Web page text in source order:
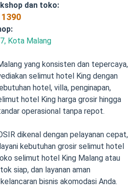
dan toko:
Kota Malang
yang konsisten dan tepercaya,
selimut hotel King dengan
hotel, villa, penginapan,
hotel King harga grosir hingga
operasional tanpa repot.
dikenal dengan pelayanan cepat,
kebutuhan grosir selimut hotel
selimut hotel King Malang atau
siap, dan layanan aman
bisnis akomodasi Anda.